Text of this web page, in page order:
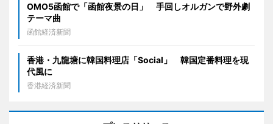
OMO5函館で「函館夜景の日」 手回しオルガンで野外劇
テーマ曲
函館経済新聞
香港・九龍塘に韓国料理店「Social」 韓国定番料理を現
代風に
香港経済新聞